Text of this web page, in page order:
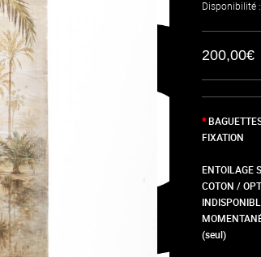
Disponibilité
200,00€
FIXATION
ENTOILAGE
COTON /
(seul)